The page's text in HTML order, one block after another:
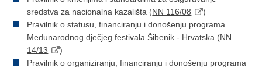
sredstva za nacionalna kazališta (NN 116/08
)
Pravilnik o statusu, financiranju i donošenju programa
Međunarodnog dječjeg festivala Šibenik - Hrvatska (NN
14/13
)
Pravilnik o organiziranju, financiranju i donošenju programa